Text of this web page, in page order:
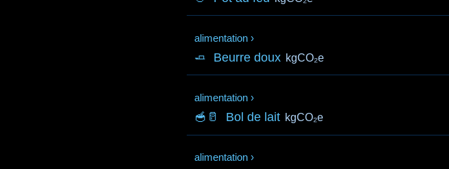
alimentation ›
🧈 Beurre doux kgCO₂e
alimentation ›
🥣🥛 Bol de lait kgCO₂e
alimentation ›